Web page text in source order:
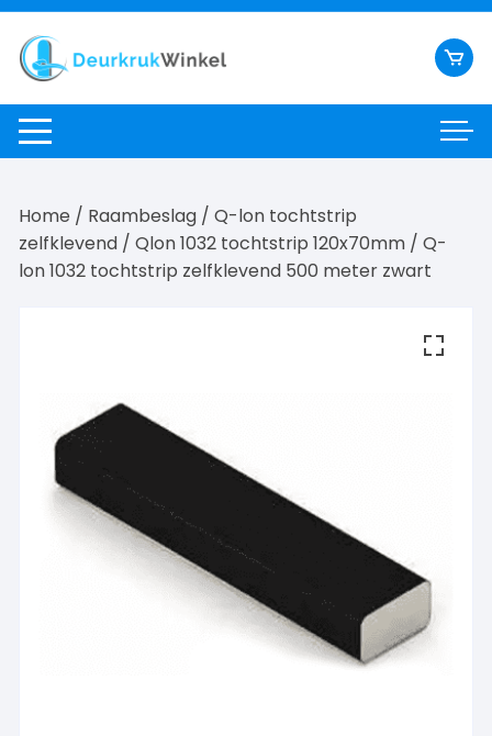
Ga
naar
inhoud
Home / Raambeslag /Q-lon tochtstrip
zelfklevend /Qlon 1032 tochtstrip 120x70mm / Q-
lon 1032 tochtstrip zelfklevend 500 meter zwart